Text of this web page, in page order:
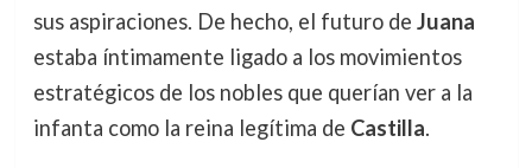
sus aspiraciones. De hecho, el futuro de Juana
estaba íntimamente ligado a los movimientos
estratégicos de los nobles que querían ver a la
infanta como la reina legítima de Castilla.